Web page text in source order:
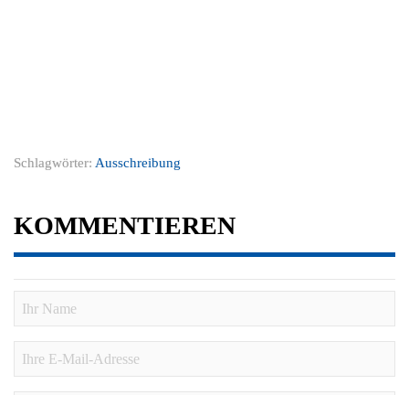
Schlagwörter: Ausschreibung
KOMMENTIEREN